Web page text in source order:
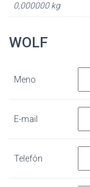
0,000000 kg
WOLF
Meno
E-mail
Telefón